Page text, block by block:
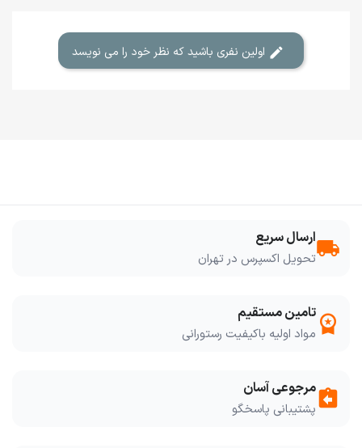
local_shippingارسال سریع
تحویل اکسپرس در تهران
workspace_premium تامین مستقیم
مواد اولیه باکیفیت رستورانی
assignment_returnمرجوعی آسان
پشتیبانی پاسخگو